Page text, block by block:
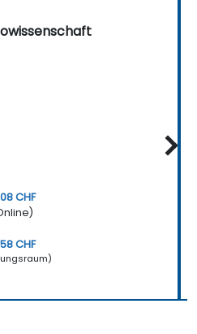
CHF
CHF